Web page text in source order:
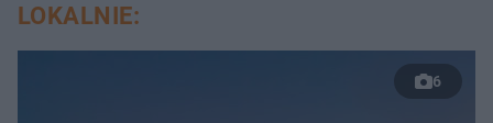
LOKALNIE:
6